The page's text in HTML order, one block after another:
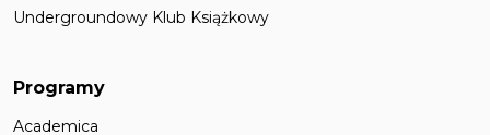
Undergroundowy Klub Książkowy
Programy
Academica